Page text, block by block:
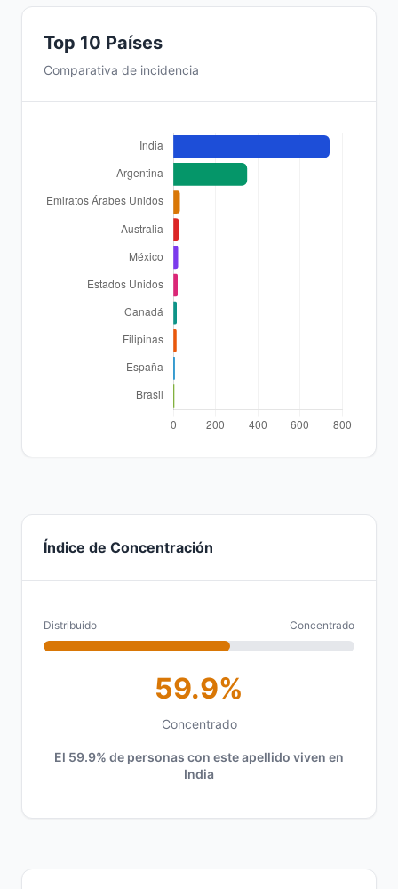
Top 10 Países
Comparativa de incidencia
Índice de Concentración
Distribuido Concentrado
59.9%
Concentrado
El 59.9% de personas con este apellido viven en
India